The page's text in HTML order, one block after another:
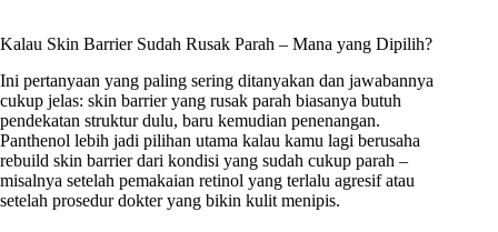
Kalau Skin Barrier Sudah Rusak Parah – Mana yang Dipilih?
Ini pertanyaan yang paling sering ditanyakan dan jawabannya
cukup jelas: skin barrier yang rusak parah biasanya butuh
pendekatan struktur dulu, baru kemudian penenangan.
Panthenol lebih jadi pilihan utama kalau kamu lagi berusaha
rebuild skin barrier dari kondisi yang sudah cukup parah –
misalnya setelah pemakaian retinol yang terlalu agresif atau
setelah prosedur dokter yang bikin kulit menipis.